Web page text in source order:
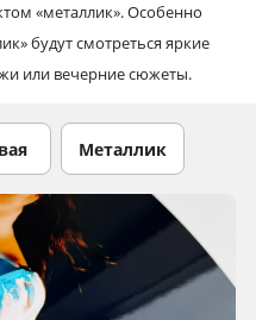
«металлик». Особенно
будут смотреться яркие
или вечерние сюжеты.
Металлик